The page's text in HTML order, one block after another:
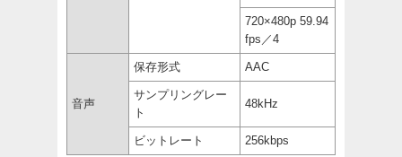
720×480p 59.94
fps／4
音声
保存形式 AAC
サンプリングレー
ト
48kHz
ビットレート 256kbps